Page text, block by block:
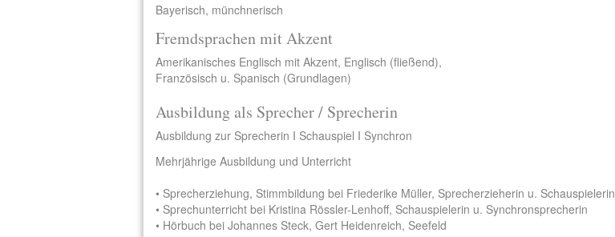
Bayerisch, münchnerisch
Fremdsprachen mit Akzent
Amerikanisches Englisch mit Akzent, Englisch (fließend),
Französisch u. Spanisch (Grundlagen)
Ausbildung als Sprecher / Sprecherin
Ausbildung zur Sprecherin I Schauspiel I Synchron
Mehrjährige Ausbildung und Unterricht
• Sprecherziehung, Stimmbildung bei Friederike Müller, Sprecherzieherin u. Schauspielerin
• Sprechunterricht bei Kristina Rössler-Lenhoff, Schauspielerin u. Synchronsprecherin
• Hörbuch bei Johannes Steck, Gert Heidenreich, Seefeld